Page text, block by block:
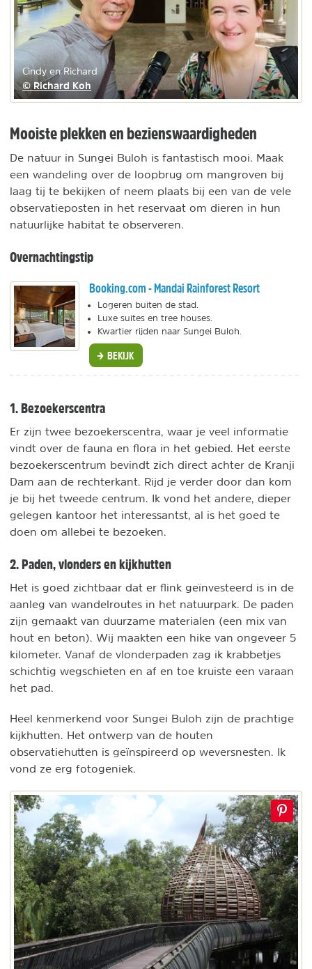
Cindy en Richard
© Richard Koh
Mooiste plekken en bezienswaardigheden
De natuur in Sungei Buloh is fantastisch mooi. Maak
een wandeling over de loopbrug om mangroven bij
laag tij te bekijken of neem plaats bij een van de vele
observatieposten in het reservaat om dieren in hun
natuurlijke habitat te observeren.
Overnachtingstip
Booking.com - Mandai Rainforest Resort
Logeren buiten de stad.
Luxe suites en tree houses.
Kwartier rijden naar Sungei Buloh.
BEKIJK
1. Bezoekerscentra
Er zijn twee bezoekerscentra, waar je veel informatie
vindt over de fauna en flora in het gebied. Het eerste
bezoekerscentrum bevindt zich direct achter de Kranji
Dam aan de rechterkant. Rijd je verder door dan kom
je bij het tweede centrum. Ik vond het andere, dieper
gelegen kantoor het interessantst, al is het goed te
doen om allebei te bezoeken.
2. Paden, vlonders en kijkhutten
Het is goed zichtbaar dat er flink geïnvesteerd is in de
aanleg van wandelroutes in het natuurpark. De paden
zijn gemaakt van duurzame materialen (een mix van
hout en beton). Wij maakten een hike van ongeveer 5
kilometer. Vanaf de vlonderpaden zag ik krabbetjes
schichtig wegschieten en af en toe kruiste een varaan
het pad.
Heel kenmerkend voor Sungei Buloh zijn de prachtige
kijkhutten. Het ontwerp van de houten
observatiehutten is geïnspireerd op weversnesten. Ik
vond ze erg fotogeniek.